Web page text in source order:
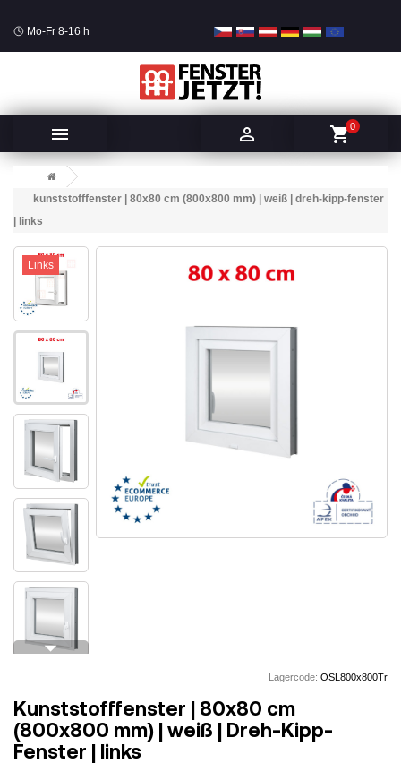
Mo-Fr 8-16 h
  shopping_cart0
kunststofffenster | 80x80 cm (800x800 mm) | weiß | dreh-kipp-fenster
| links
Links
arrow_drop_down
Lagercode: OSL800x800Tr
Kunststofffenster | 80x80 cm
(800x800 mm) | weiß | Dreh-Kipp-
Fenster | links